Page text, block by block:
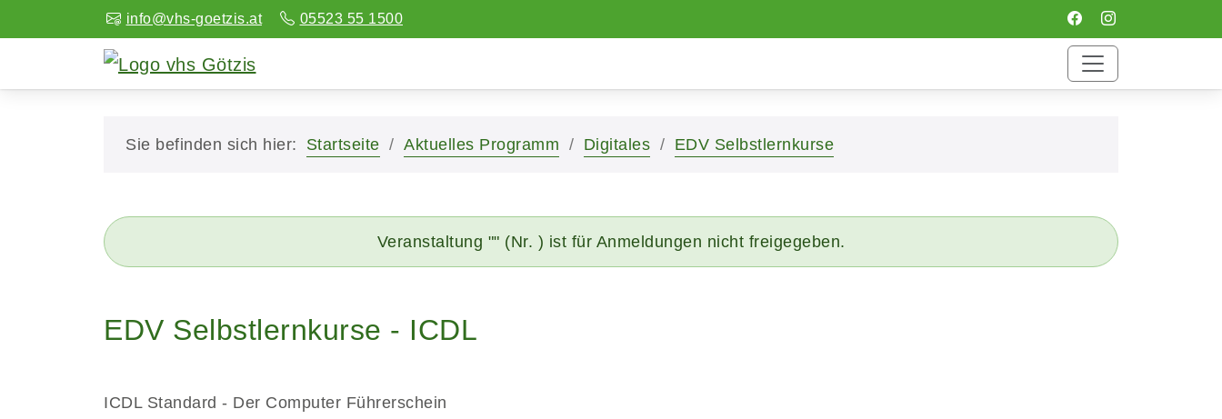
info@vhs-goetzis.at 05523 55 1500
Sie befinden sich hier: Startseite Aktuelles Programm Digitales EDV Selbstlernkurse
Veranstaltung "" (Nr. ) ist für Anmeldungen nicht freigegeben.
EDV Selbstlernkurse - ICDL
ICDL Standard - Der Computer Führerschein